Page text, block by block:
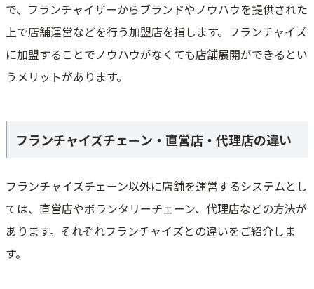
で、フランチャイザーからブランドやノウハウを提供された
上で店舗運営などを行う加盟店を指します。フランチャイズ
に加盟することでノウハウがなくても店舗展開ができるとい
うメリットがあります。
フランチャイズチェーン・直営店・代理店の違い
フランチャイズチェーン以外に店舗を運営するシステムとし
ては、直営店やボランタリーチェーン、代理店などの方法が
あります。それぞれフランチャイズとの違いをご紹介しま
す。